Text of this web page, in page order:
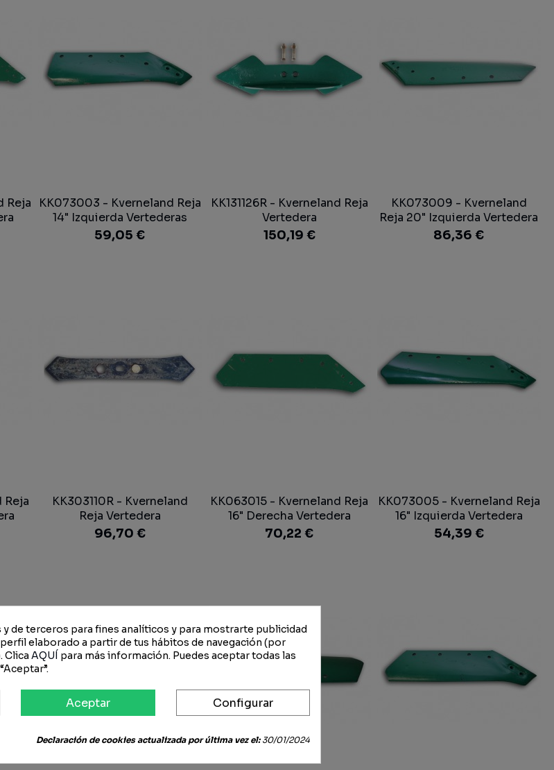
Reja
KK073003 - Kverneland Reja
14" Izquierda Vertederas
59,05 €
KK131126R - Kverneland Reja
Vertedera
150,19 €
KK073009 - Kverneland
Reja 20" Izquierda Vertedera
86,36 €
Reja
KK303110R - Kverneland
Reja Vertedera
96,70 €
KK063015 - Kverneland Reja
16" Derecha Vertedera
70,22 €
KK073005 - Kverneland Reja
16" Izquierda Vertedera
54,39 €
de terceros para fines analíticos y para mostrarte publicidad
elaborado a partir de tus hábitos de navegación (por
Clica AQUÍ para más información. Puedes aceptar todas las
Aceptar Configurar
Declaración de cookies actualizada por última vez el:30/01/2024